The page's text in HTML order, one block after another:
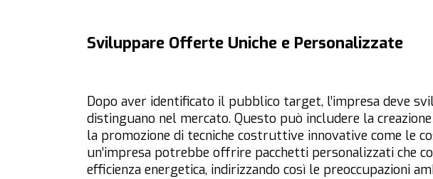
Sviluppare Offerte Uniche e Personalizzate
Dopo aver identificato il pubblico target, l’impresa deve
distinguano nel mercato. Questo può includere la
la promozione di tecniche costruttive innovative come le
un’impresa potrebbe offrire pacchetti personalizzati che
efficienza energetica, indirizzando così le preoccupazioni